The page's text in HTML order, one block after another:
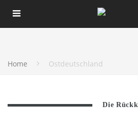
Home Ostdeutschland
Die